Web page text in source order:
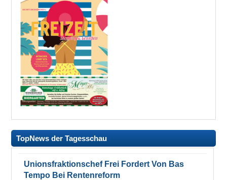
TopNews der Tagesschau
Unionsfraktionschef Frei Fordert Von Bas
Tempo Bei Rentenreform